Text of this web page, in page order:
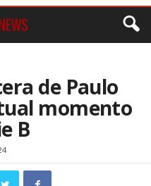
de Paulo
momento
B